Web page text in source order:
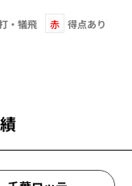
・犠飛 赤 得点あり